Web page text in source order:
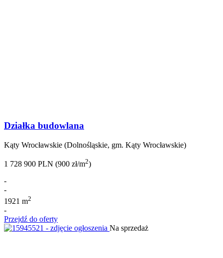
Działka budowlana
Kąty Wrocławskie (Dolnośląskie, gm. Kąty Wrocławskie)
1 728 900 PLN (900 zł/m2)
-
-
1921 m2
-
Przejdź do oferty
Na sprzedaż